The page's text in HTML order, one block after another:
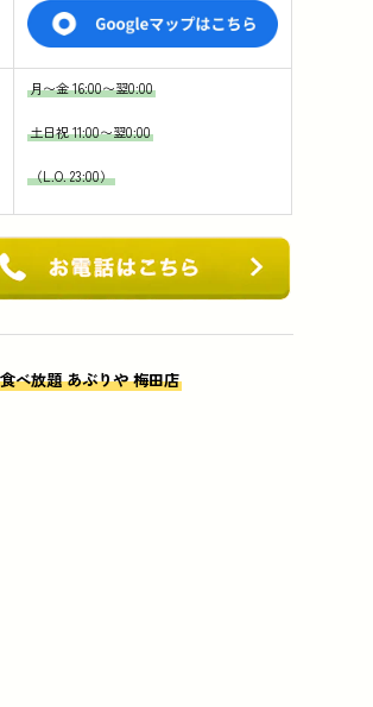
月〜金 16:00〜翌0:00
土日祝 11:00〜翌0:00
（L.O. 23:00）
べ放題 あぶりや 梅田店